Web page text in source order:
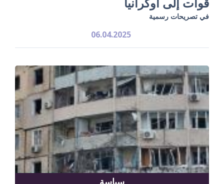
في تصريحات رسمية
06.04.2025
سياسة